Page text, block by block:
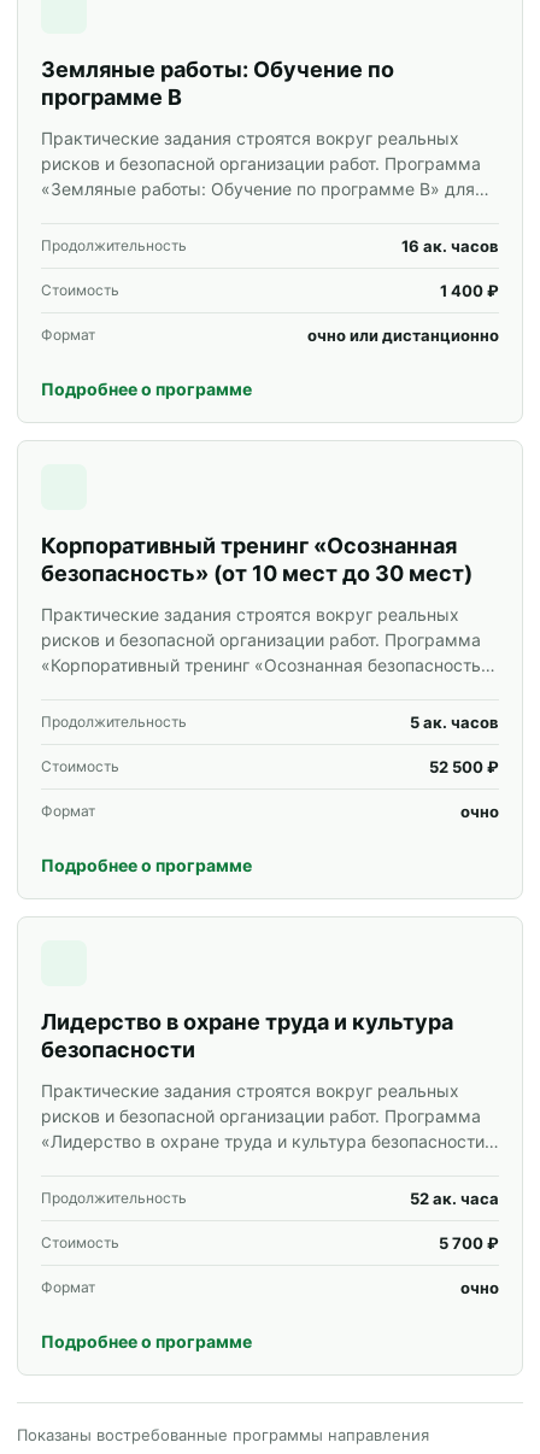
Земляные работы: Обучение по
программе В
Практические задания строятся вокруг реальных
рисков и безопасной организации работ. Программа
«Земляные работы: Обучение по программе В» для
Продолжительность 16 ак. часов
Стоимость 1 400 ₽
Формат очно или дистанционно
Подробнее о программе
Корпоративный тренинг «Осознанная
безопасность» (от 10 мест до 30 мест)
Практические задания строятся вокруг реальных
рисков и безопасной организации работ. Программа
«Корпоративный тренинг «Осознанная безопасность»
корпоративных групп.
Продолжительность 5 ак. часов
Стоимость 52 500 ₽
Формат очно
Подробнее о программе
Лидерство в охране труда и культура
безопасности
Практические задания строятся вокруг реальных
рисков и безопасной организации работ. Программа
«Лидерство в охране труда и культура безопасности»
Продолжительность 52 ак. часа
Стоимость 5 700 ₽
Формат очно
Подробнее о программе
Показаны востребованные программы направления